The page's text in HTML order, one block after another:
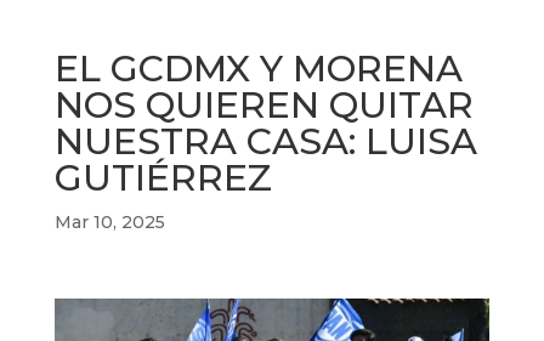
EL GCDMX Y MORENA
NOS QUIEREN QUITAR
NUESTRA CASA: LUISA
GUTIÉRREZ
Mar 10, 2025